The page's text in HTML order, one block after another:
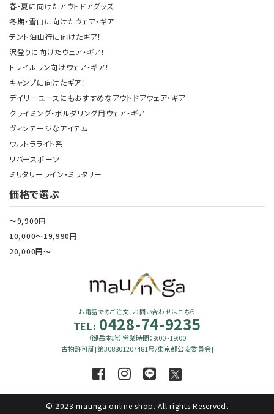
春・夏に向けたアウトドアグッズ
冬期・雪山に向けたウェア・ギア
テント泊山行に向けたギア！
沢登りに向けたウェア・ギア！
トレイルラン向けウェア・ギア！
キャンプに向けたギア！
デイリーユースにもおすすめなアウトドアウェア・ギア
クライミング・ボルダリング用ウェア・ギア
ヴィンテージなアイテム
ウルトラライト系
リバースポーツ
ミリタリーライン・ミリタリー
価格で選ぶ
～9,900円
10,000～19,990円
20,000円～
お電話でのご注文、お問い合わせはこちら
TEL: 0428-74-9235
（御岳本店）営業時間：9:00~19:00
古物許可証[第308801207481号/東京都公安委員会]
© 2023 maunga online shop. All rights Reserved.